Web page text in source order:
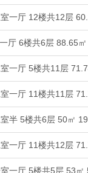
一厅 12楼共12层
厅 6楼共6层 88.65
一厅 5楼共11层
一厅 11楼共11层
半 5楼共6层 50㎡
一厅 11楼共12层
一厅 5楼共5层 53㎡